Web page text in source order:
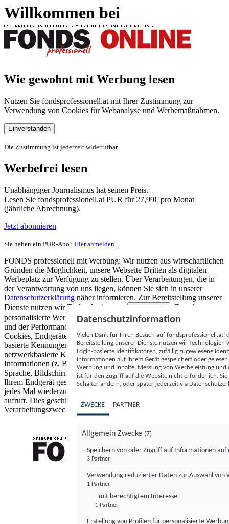
Willkommen bei
Wie gewohnt mit Werbung lesen
Nutzen Sie fondsprofessionell.at mit Ihrer Zustimmung zur
Verwendung von Cookies für Webanalyse und Werbemaßnahmen.
Einverstanden
Die Zustimmung ist jederzeit widerrufbar.
Werbefrei lesen
Unabhängiger Journalismus hat seinen Preis.
Lesen Sie fondsprofessionell.at PUR für 27,99€ pro Monat
(jährliche Abrechnung).
Jetzt abonnieren
Sie haben ein PUR-Abo? Hier anmelden.
FONDS professionell mit Werbung: Wir nutzen aus wirtschaftlichen
Gründen die Möglichkeit, unsere Webseite Dritten als digitalen
Werbeplatz zur Verfügung zu stellen. Über Verarbeitungen, die in
der Verantwortung von uns liegen, können Sie sich in unserer
Datenschutzerklärung näher informieren. Zur Bereitstellung unserer
Dienste nutzen wir Technologien von
Partnern (5)
. Zwecke:
personalisierte Werbung und Inhalte, Messung von Werbeleistung
und der Performance von Inhalten sowie Zielgruppenforschung.
Cookies, Endgeräte- oder ähnliche Online-Kennungen (z. B. login-
basierte Kennungen, zufällig generierte Kennungen,
netzwerkbasierte Kennungen) können zusammen mit anderen
Informationen (z. B. Browsertyp und Browserinformationen,
Sprache, Bildschirmgröße, unterstützte Technologien usw.) auf
Ihrem Endgerät gespeichert oder von dort ausgelesen werden, um es
jedes Mal wiederzuerkennen, wenn es eine App oder einer Webseite
aufruft. Dies geschieht für einen oder mehrere der hier aufgeführten
Verarbeitungszwecke.
Datenschutzinformation
Vielen Dank für Ihren Besuch auf
Bereitstellung unserer Dienste nutzen wir Technologien
Login-basierte Identifikatoren, zufällig zugewiesene
Informationen auf Ihrem Gerät gespeichert oder
Werbung und Inhalte, Messung von Werbeleistung
ist für den Zugriff auf die Website nicht erforderlich.
Schalter ändern, oder später jederzeit via
ZWECKE PARTNER
Allgemein Zwecke (7)
Speichern von oder Zugriff auf Informationen auf
3 Partner
Verwendung reduzierter Daten zur Auswahl von
1 Partner
- mit berechtigtem Interesse
1 Partner
Erstellung von Profilen für personalisierte
FONDS professionell